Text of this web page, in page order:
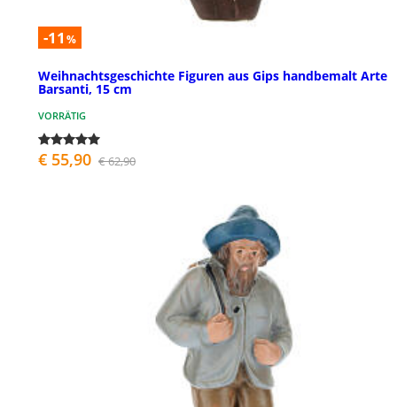
-11 %
Weihnachtsgeschichte Figuren aus Gips handbemalt Arte
Barsanti, 15 cm
VORRÄTIG
€ 55,90 € 62,90